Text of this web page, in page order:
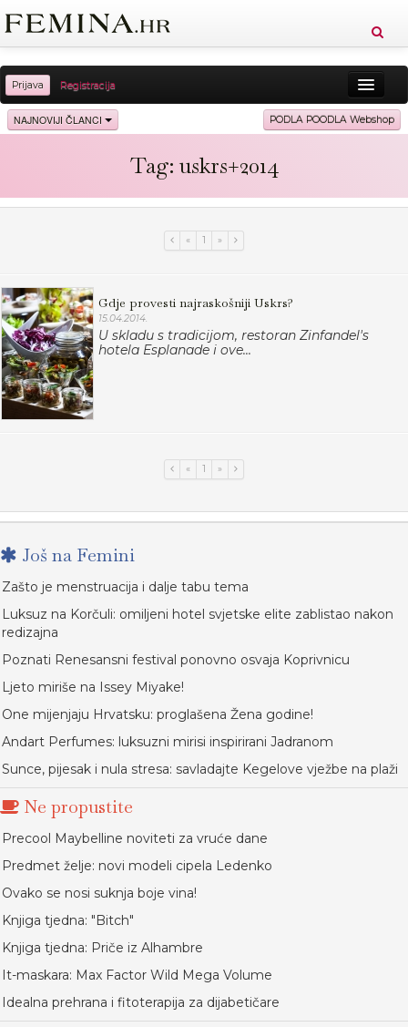
Prijava Registracija
Sreća Zdravlje Vitkost
Ljubav Relax
NAJNOVIJI ČLANCI PODLA POODLA Webshop
Tag: uskrs+2014
« 1 »
Gdje provesti najraskošniji Uskrs?
15.04.2014.
U skladu s tradicijom, restoran Zinfandel's
hotela Esplanade i ove...
« 1 »
Još na Femini
Zašto je menstruacija i dalje tabu tema
Luksuz na Korčuli: omiljeni hotel svjetske elite zablistao nakon
redizajna
Poznati Renesansni festival ponovno osvaja Koprivnicu
Ljeto miriše na Issey Miyake!
One mijenjaju Hrvatsku: proglašena Žena godine!
Andart Perfumes: luksuzni mirisi inspirirani Jadranom
Sunce, pijesak i nula stresa: savladajte Kegelove vježbe na plaži
Ne propustite
Precool Maybelline noviteti za vruće dane
Predmet želje: novi modeli cipela Ledenko
Ovako se nosi suknja boje vina!
Knjiga tjedna: "Bitch"
Knjiga tjedna: Priče iz Alhambre
It-maskara: Max Factor Wild Mega Volume
Idealna prehrana i fitoterapija za dijabetičare